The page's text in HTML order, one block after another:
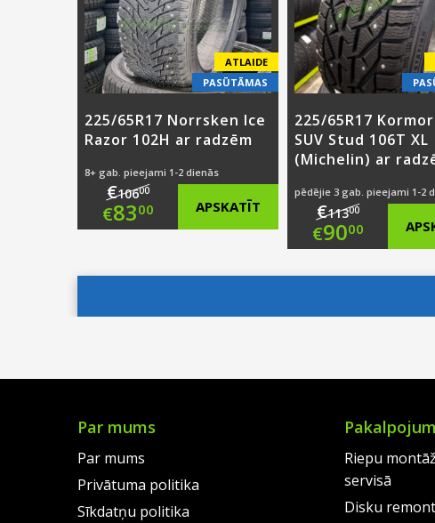
€83.00.
ATLAIDE
PASŪTĀMAS
225/65R17 Norrsken Ice
Razor 102H ar radzēm
8+ gab. pieejami 1-2 dienās
€10600
Original
was:
€106.00.
€8300
price
is:
APSKATĪT
225/65R17
SUV Stud 106T XL
(Michelin) ar
pēdējie 3 gab. pieejami 1-2
€11300
Original
€9000
Par mums
Par mums
Privātuma politika
Sīkdatņu politika
Riepu
servisā
Disku